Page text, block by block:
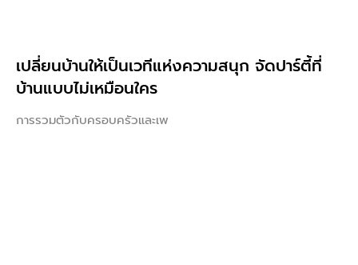
เปลี่ยนบ้านให้เป็นเวทีแห่งความสนุก จัดปาร์ตี้ที่
บ้านแบบไม่เหมือนใคร
การรวมตัวกับครอบครัวและเพ